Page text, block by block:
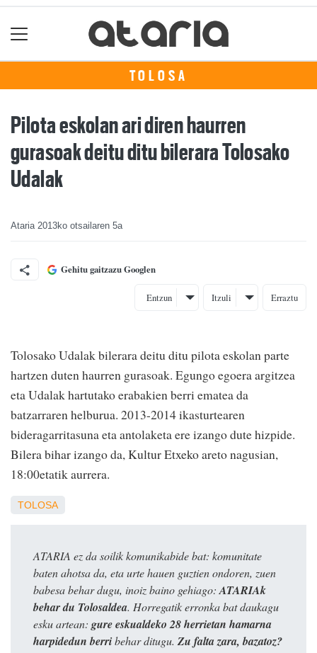
TOLOSA
Pilota eskolan ari diren haurren
gurasoak deitu ditu bilerara Tolosako
Udalak
Ataria 2013ko otsailaren 5a
Gehitu gaitzazu Googlen
Entzun Itzuli Erraztu
Tolosako Udalak bilerara deitu ditu pilota eskolan parte
hartzen duten haurren gurasoak. Egungo egoera argitzea
eta Udalak hartutako erabakien berri ematea da
batzarraren helburua. 2013-2014 ikasturtearen
bideragarritasuna eta antolaketa ere izango dute hizpide.
Bilera bihar izango da, Kultur Etxeko areto nagusian,
18:00etatik aurrera.
TOLOSA
ATARIA ez da soilik komunikabide bat: komunitate
baten ahotsa da, eta urte hauen guztien ondoren, zuen
babesa behar dugu, inoiz baino gehiago: ATARIAk
behar du Tolosaldea. Horregatik erronka bat daukagu
esku artean: gure eskualdeko 28 herrietan hamarna
harpidedun berribehar ditugu. Zu falta zara, bazatoz?